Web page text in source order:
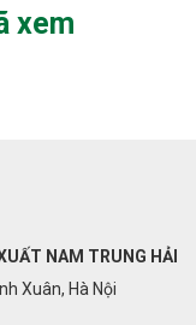
lọc nhờ cơ chế
mùa, vi khuẩn và
xem
NAM TRUNG HẢI
Xuân, Hà Nội